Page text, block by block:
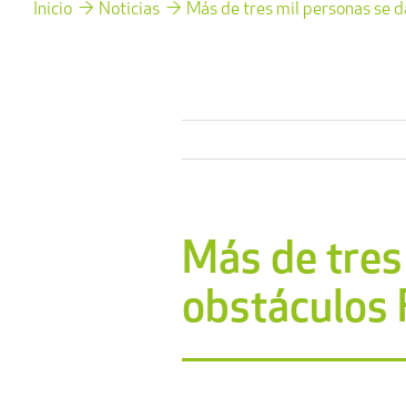
Inicio Noticias Más de tres mil personas se
Más de
obstáculos